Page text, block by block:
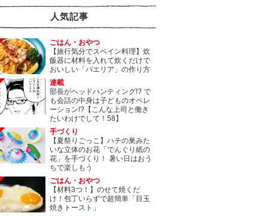
人気記事
ごはん・おやつ
【旅行気分でスペイン料理】炊
飯器に材料を入れて炊くだけで
おいしい「パエリア」の作り方
連載
部長がヘッドハンティング!? で
も会話の中身は子どものオペレ
ーション!?【こんな上司と働き
たいわけでして！58】
手づくり
【夏祭りごっこ】ハチの巣みた
いな立体のお花「でんぐり紙の
花」を手づくり！ 暑い日はおう
ちで楽しもう
ごはん・おやつ
【材料3つ！】のせて焼くだ
け！包丁いらずで超簡単「目玉
焼きトースト」